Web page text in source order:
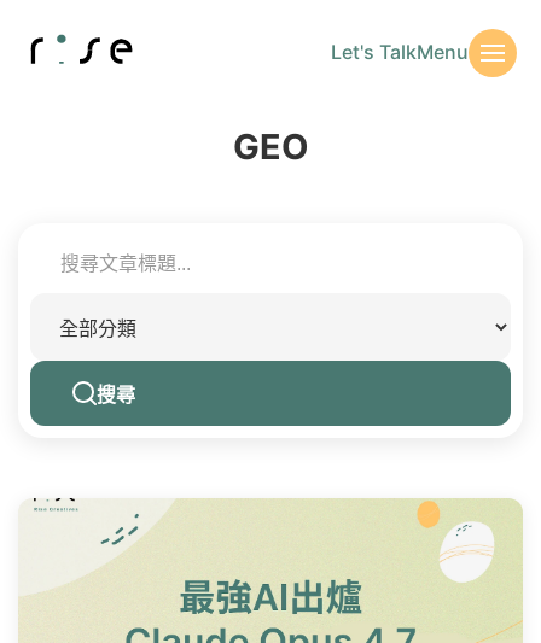
Let's TalkMenu
GEO
搜尋